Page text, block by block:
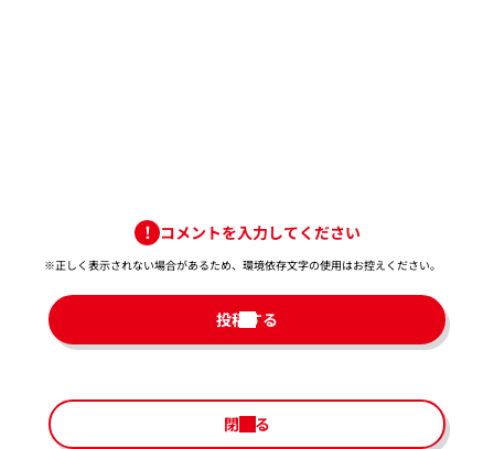
コメントを入力してください
※正しく表示されない場合があるため、環境依存文字の使用はお控えください。​
投稿する
閉じる